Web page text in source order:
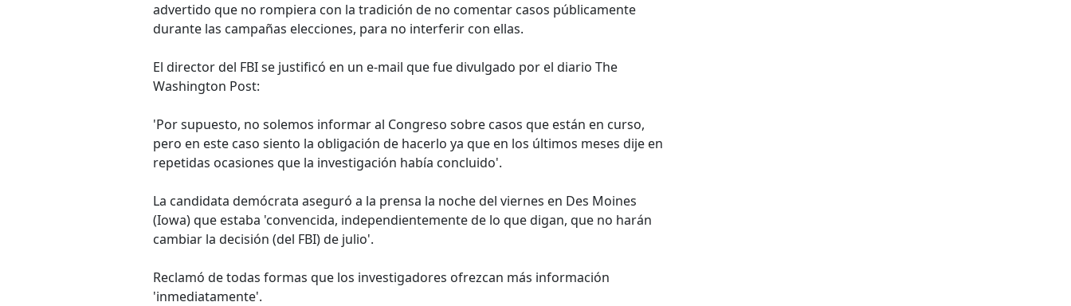
advertido que no rompiera con la tradición de no comentar casos públicamente
durante las campañas elecciones, para no interferir con ellas.
El director del FBI se justificó en un e-mail que fue divulgado por el diario The
Washington Post:
'Por supuesto, no solemos informar al Congreso sobre casos que están en curso,
pero en este caso siento la obligación de hacerlo ya que en los últimos meses dije en
repetidas ocasiones que la investigación había concluido'.
La candidata demócrata aseguró a la prensa la noche del viernes en Des Moines
(Iowa) que estaba 'convencida, independientemente de lo que digan, que no harán
cambiar la decisión (del FBI) de julio'.
Reclamó de todas formas que los investigadores ofrezcan más información
'inmediatamente'.